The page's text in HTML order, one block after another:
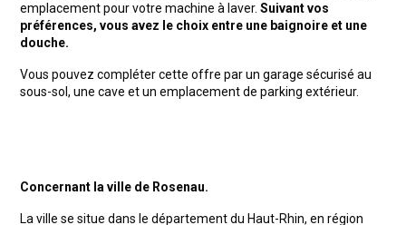
emplacement pour votre machine à laver. Suivant vos
préférences, vous avez le choix entre une baignoire et une
douche.
Vous pouvez compléter cette offre par un garage sécurisé au
sous-sol, une cave et un emplacement de parking extérieur.
Concernant la ville de Rosenau.
La ville se situe dans le département du Haut-Rhin, en région